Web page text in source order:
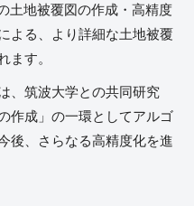
土地被覆図の作成・高精度
よる、より詳細な土地被覆
ます。
、筑波大学との共同研究
作成」の一環としてアルゴ
後、さらなる高精度化を進